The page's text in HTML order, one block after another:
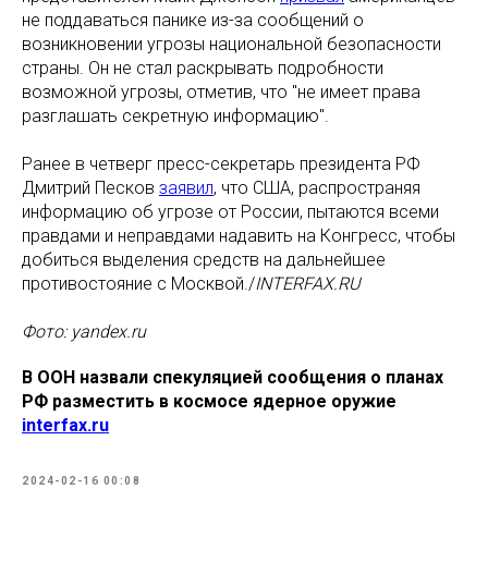
не поддаваться панике из-за сообщений о
возникновении угрозы национальной безопасности
страны. Он не стал раскрывать подробности
возможной угрозы, отметив, что "не имеет права
разглашать секретную информацию".
Ранее в четверг пресс-секретарь президента РФ
Дмитрий Песков заявил, что США, распространяя
информацию об угрозе от России, пытаются всеми
правдами и неправдами надавить на Конгресс, чтобы
добиться выделения средств на дальнейшее
противостояние с Москвой./INTERFAX.RU
Фото: yandex.ru
В ООН назвали спекуляцией сообщения о планах
РФ разместить в космосе ядерное оружие
interfax.ru
2024-02-16 00:08